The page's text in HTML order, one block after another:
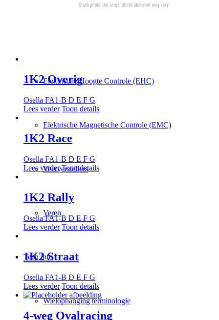
Elektrische Hoogte Controle (EHC)
Elektrische Magnetische Controle (EMC)
Veerverstellers
Veren
Tech info
Wielophanging terminologie
1K2 Overig
Osella FA1-B D E F G
Lees verder Toon details
1K2 Race
Osella FA1-B D E F G
Lees verder Toon details
1K2 Rally
Osella FA1-B D E F G
Lees verder Toon details
1K2 Straat
Osella FA1-B D E F G
Lees verder Toon details
4-weg Ovalracing